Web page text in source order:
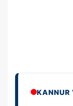
KANNUR